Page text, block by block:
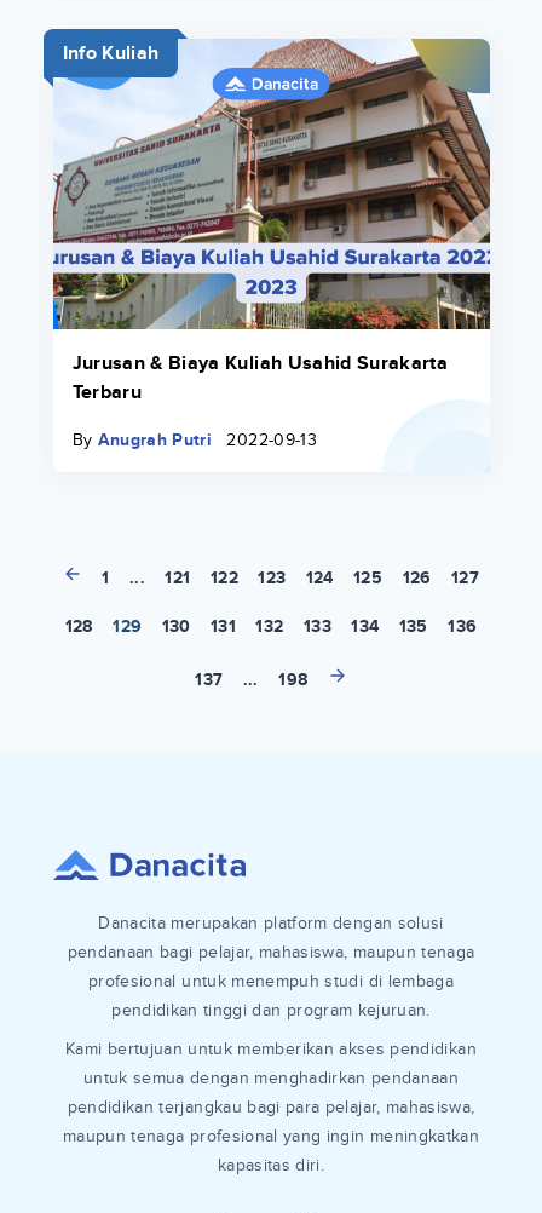
Info Kuliah
Jurusan & Biaya Kuliah Usahid Surakarta
Terbaru
By Anugrah Putri 2022-09-13
1 ... 121 122 123 124 125 126 127
128 129 130 131 132 133 134 135 136
137 ... 198
Danacita merupakan platform dengan solusi
pendanaan bagi pelajar, mahasiswa, maupun tenaga
profesional untuk menempuh studi di lembaga
pendidikan tinggi dan program kejuruan.
Kami bertujuan untuk memberikan akses pendidikan
untuk semua dengan menghadirkan pendanaan
pendidikan terjangkau bagi para pelajar, mahasiswa,
maupun tenaga profesional yang ingin meningkatkan
kapasitas diri.